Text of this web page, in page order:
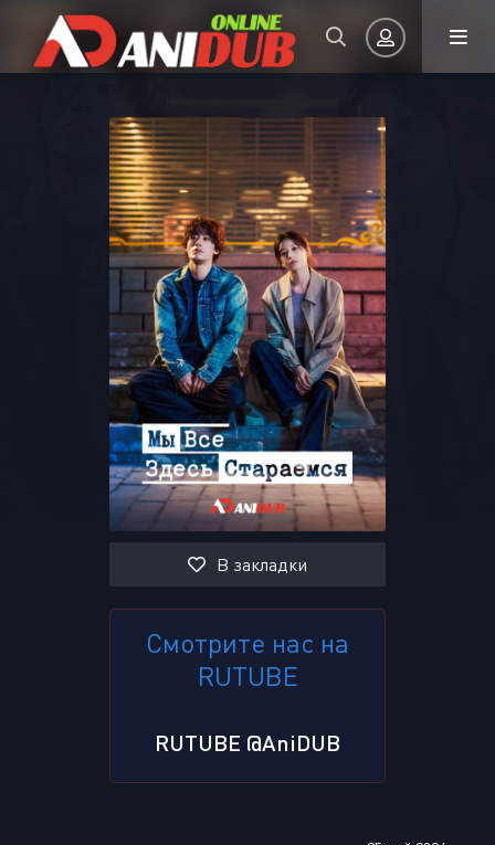
Авторизация
ВОЙТИ НА САЙТ
Восстановить пароль
Или войти через
В закладки
Смотрите нас на
RUTUBE
RUTUBE @AniDUB